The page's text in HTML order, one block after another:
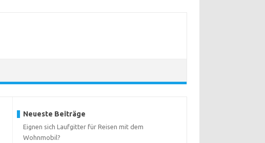
Neueste Beiträge
Eignen sich Laufgitter für Reisen mit dem
Wohnmobil?